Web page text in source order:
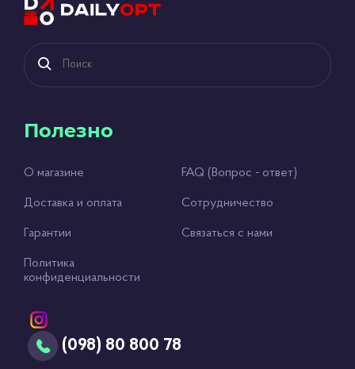
Полезно
О магазине FAQ (Вопрос - ответ)
Доставка и оплата Сотрудничество
Гарантии Связаться с нами
Политика
конфиденциальности
(098) 80 800 78